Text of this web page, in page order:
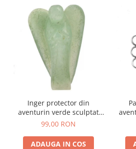
Inger protector din
aventurin verde sculptat
manual 5 cm x 25 g
99,00 RON
ADAUGA IN COS